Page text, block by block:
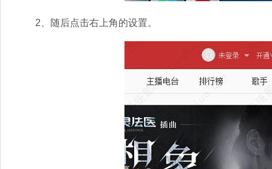
2、随后点击右上角的设置。